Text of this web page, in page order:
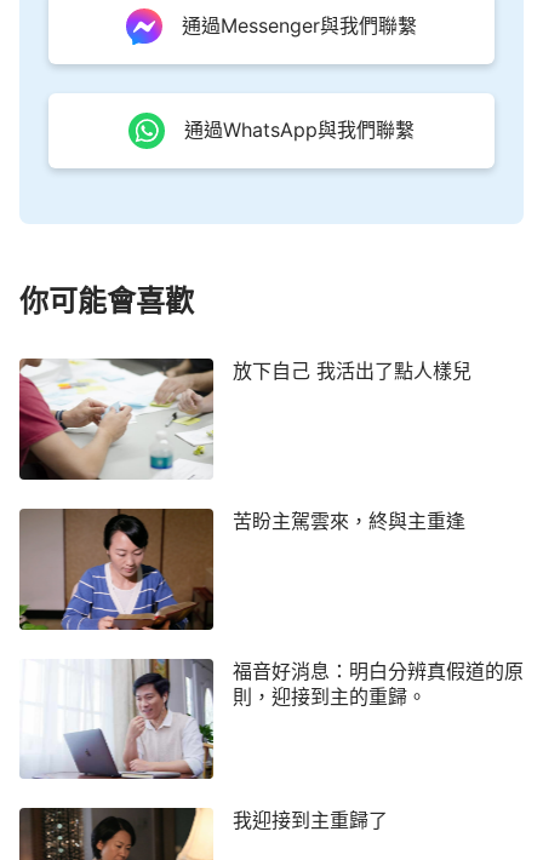
可我看到舍友們每天看網絡小說，一起煲劇，活得挺
開心，我想既然不知道明天會怎樣，那就及時行樂
吧。就這樣我每天沉浸在虛幻小說和網絡視頻中度
日，但享受這些並沒有改善我憂慮的心情，更無法擺
脫空虛的感覺，有時躺在床上我就會想：人活著到底
工再次臨到了我。大二寒假回家，母親給我讀了一些
神後跟以前不一樣了，說話不再像以往那樣狂妄站地
位了，待人處事能心平氣和，我覺得是神改變了她，
就願意跟著母親一起信全能神了。
呱呱墜地來到這個人世間的時候，你就開始履行你的
職責，為著神的計劃、為著神的命定而扮演著你的角
色，開始了你的人生之旅。無論你的背景怎麼樣，也
無論你的前方旅途怎麼樣，總之，沒有一個人能逃脫
上天的擺佈與安排，沒有一個人能掌控自己的命運，
因為只有那一位——主宰萬物的能作這樣的工作。從
起始有了人類，神就一直這樣作著他的工作，經營著
這個宇宙，指揮著萬物的變化規律與運行軌跡。人與
萬物一樣都在悄悄地、不知不覺地接受著神的甘甜與
雨露的滋養，與萬物一樣，人都不自覺地在神手的擺
通過Messenger與我們聯繫
通過WhatsApp與我們聯繫
你可能會喜歡
放下自己 我活出了點人樣兒
苦盼主駕雲來，終與主重逢
福音好消息：明白分辨真假道的原
則，迎接到主的重歸。
我迎接到主重歸了